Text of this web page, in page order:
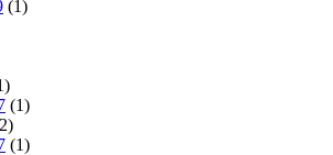
(1)
(1)
(1)